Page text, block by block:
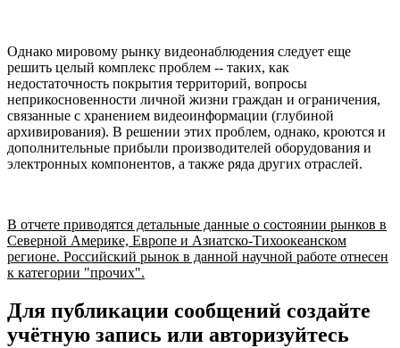
Однако мировому рынку видеонаблюдения следует еще
решить целый комплекс проблем -- таких, как
недостаточность покрытия территорий, вопросы
неприкосновенности личной жизни граждан и ограничения,
связанные с хранением видеоинформации (глубиной
архивирования). В решении этих проблем, однако, кроются и
дополнительные прибыли производителей оборудования и
электронных компонентов, а также ряда других отраслей.
В отчете приводятся детальные данные о состоянии рынков в
Северной Америке, Европе и Азиатско-Тихоокеанском
регионе. Российский рынок в данной научной работе отнесен
к категории "прочих".
Для публикации сообщений создайте
учётную запись или авторизуйтесь